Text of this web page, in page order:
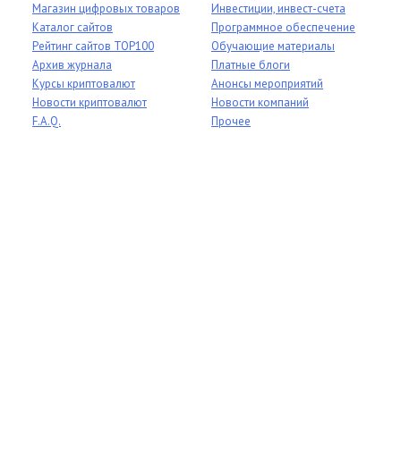
Магазин цифровых товаров
Каталог сайтов
Рейтинг сайтов TOP100
Архив журнала
Курсы криптовалют
Новости криптовалют
F.A.Q.
Инвестиции, инвест-счета
Программное обеспечение
Обучающие материалы
Платные блоги
Анонсы мероприятий
Новости компаний
Прочее